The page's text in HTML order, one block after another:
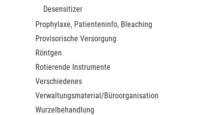
Desensitizer
Prophylaxe, Patienteninfo, Bleaching
Provisorische Versorgung
Röntgen
Rotierende Instrumente
Verschiedenes
Verwaltungsmaterial/Büroorganisation
Wurzelbehandlung